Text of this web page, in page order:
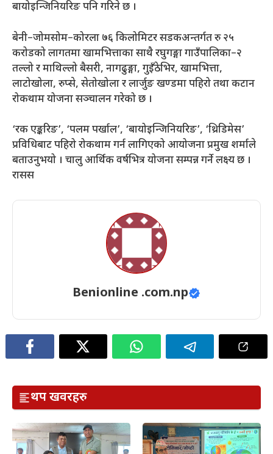
बायोइन्जिनियरिङ पनि गरिने छ ।
बेनी–जोमसोम–कोरला ७६ किलोमिटर सडकअन्तर्गत रु २५
करोडको लागतमा खामभित्ताका साथै रघुगङ्गा गाउँपालिका–२
तल्लो र माथिल्लो बैसरी, नागढुङ्गा, गुइँठेभिर, खामभित्ता,
लाटोखोला, रुप्से, सेतोखोला र लार्जुङ खण्डमा पहिरो तथा कटान
रोकथाम योजना सञ्चालन गरेको छ ।
‘रक एङ्करिङ’, ‘पलम पर्खाल’, ‘बायोइन्जिनियरिङ’, ‘थ्रिडिमेस’
प्रविधिबाट पहिरो रोकथाम गर्न लागिएको आयोजना प्रमुख शर्माले
बताउनुभयो । चालु आर्थिक वर्षभित्र योजना सम्पन्न गर्ने लक्ष्य छ ।
रासस
Benionline .com.np
थप खवरहरु